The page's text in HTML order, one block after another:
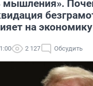
мышления».
на экономику
2 127 Обсудить